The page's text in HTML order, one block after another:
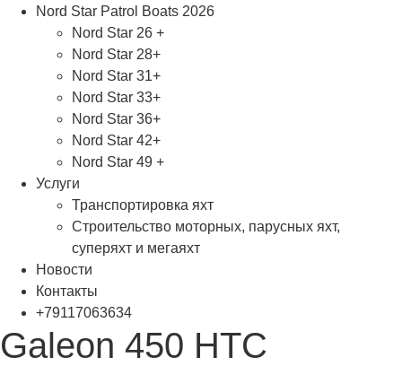
Nord Star Patrol Boats 2026
Nord Star 26 +
Nord Star 28+
Nord Star 31+
Nord Star 33+
Nord Star 36+
Nord Star 42+
Nord Star 49 +
Услуги
Транспортировка яхт
Строительство моторных, парусных яхт,
суперяхт и мегаяхт
Новости
Контакты
+79117063634
Galeon 450 HTC